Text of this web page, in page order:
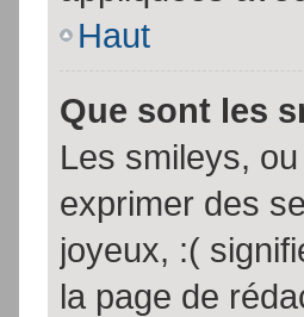
Haut
Que sont les
Les smileys,
exprimer des
joyeux, :(
la page de